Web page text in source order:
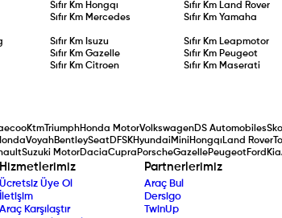
Sıfır Km Hongqı Sıfır Km Land Rover
Sıfır Km Mercedes Sıfır Km Yamaha
Sıfır Km Isuzu Sıfır Km Leapmotor
Sıfır KmGazelle Sıfır Km Peugeot
Sıfır KmCitroen Sıfır Km Maserati
KtmTriumphHonda MotorVolkswagenDS Automobiles
VoyahBentleySeatDFSKHyundai Mini Hongqı Land Rover
Suzuki MotorDaciaCupra PorscheGazellePeugeotFord Kia
Hizmetlerimiz
Ücretsiz Üye Ol
İletişim
Araç Karşılaştır
Partnerlerimiz
Araç Bul
Dersigo
TwinUp